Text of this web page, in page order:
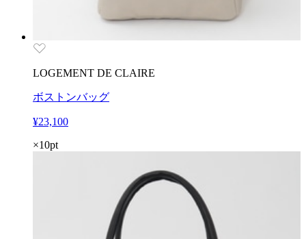
LOGEMENT DE CLAIRE
ボストンバッグ
¥23,100
×10pt